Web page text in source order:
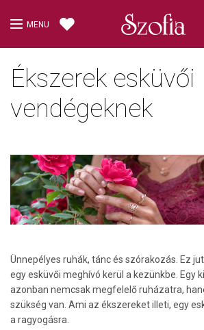
MENU
Ékszerek esküvői
vendégeknek
Ünnepélyes ruhák, tánc és szórakozás. Ez
egy esküvői meghívó kerül a kezünkbe. Egy
azonban nemcsak megfelelő ruházatra,
szükség van. Ami az ékszereket illeti, egy
a ragyogásra.